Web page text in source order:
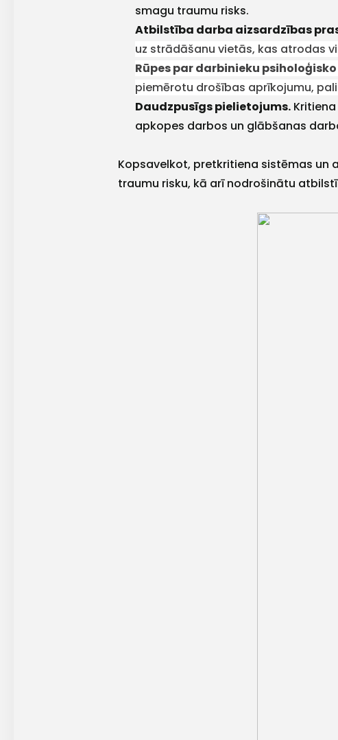
smagu traumu risks.
Atbilstība darba aizsardzības
uz strādāšanu vietās, kas atrodas
Rūpes par darbinieku
piemērotu drošības aprīkojumu,
Daudzpusīgs pielietojums.
apkopes darbos un glābšanas
Kopsavelkot, pretkritiena sistēmas un
traumu risku, kā arī nodrošinātu